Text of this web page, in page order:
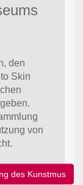
den
Skin
von
des Kunstmus